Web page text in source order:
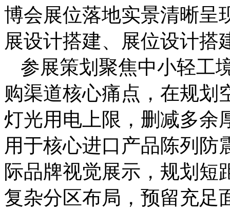
博会展位落地实景清晰呈
展设计搭建、展位设计搭
参展策划聚焦中小轻工
购渠道核心痛点，在规划
灯光用电上限，删减多余
用于核心进口产品陈列防
际品牌视觉展示，规划短
复杂分区布局，预留充足